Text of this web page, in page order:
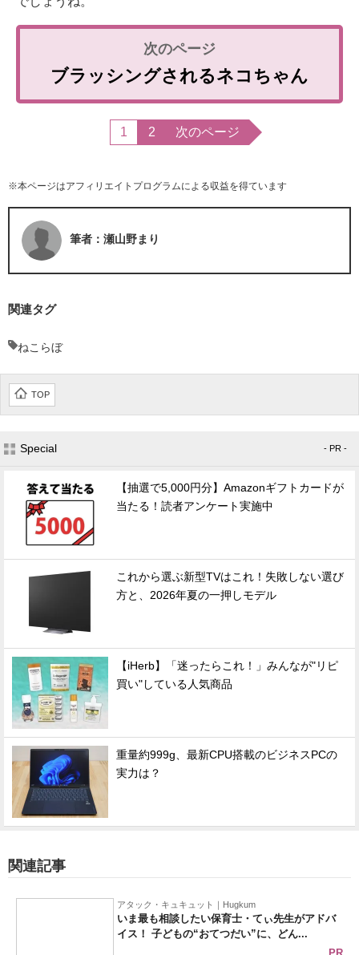
ブラッシングされるネコちゃん
1 2 次のページ
※本ページはアフィリエイトプログラムによる収益を得ています
筆者：瀬山野まり
関連タグ
ねこらぼ
TOP
Special - PR -
【抽選で5,000円分】Amazonギフトカードが
当たる！読者アンケート実施中
これから選ぶ新型TVはこれ！失敗しない選び
方と、2026年夏の一押しモデル
【iHerb】「迷ったらこれ！」みんなが"リピ
買い"している人気商品
重量約999g、最新CPU搭載のビジネスPCの
実力は？
関連記事
アタック・キュキュット｜Hugkum
いま最も相談したい保育士・てぃ先生がアドバ
イス！ 子どもの“おてつだい”に、どん...